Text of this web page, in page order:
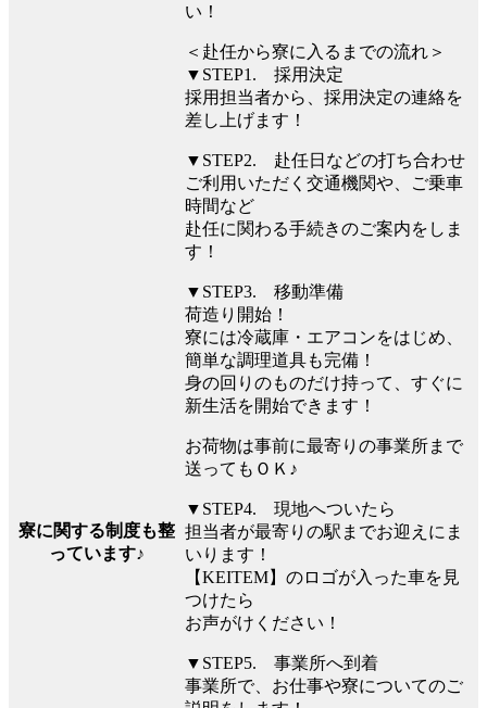
寮に関する制度も整
っています♪
い！
＜赴任から寮に入るまでの流れ＞
▼STEP1. 採用決定
採用担当者から、採用決定の連絡を
差し上げます！
▼STEP2. 赴任日などの打ち合わせ
ご利用いただく交通機関や、ご乗車
時間など
赴任に関わる手続きのご案内をしま
す！
▼STEP3. 移動準備
荷造り開始！
寮には冷蔵庫・エアコンをはじめ、
簡単な調理道具も完備！
身の回りのものだけ持って、すぐに
新生活を開始できます！
お荷物は事前に最寄りの事業所まで
送ってもＯＫ♪
▼STEP4. 現地へついたら
担当者が最寄りの駅までお迎えにま
いります！
【KEITEM】のロゴが入った車を見
つけたら
お声がけください！
▼STEP5. 事業所へ到着
事業所で、お仕事や寮についてのご